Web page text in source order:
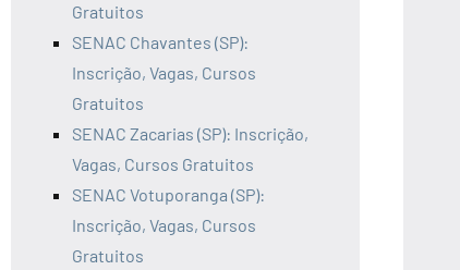
Gratuitos
SENAC Chavantes (SP):
Inscrição, Vagas, Cursos
Gratuitos
SENAC Zacarias (SP): Inscrição,
Vagas, Cursos Gratuitos
SENAC Votuporanga (SP):
Inscrição, Vagas, Cursos
Gratuitos